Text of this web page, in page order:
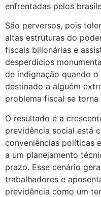
enfrentadas pelos
São perversos, pois
altas estruturas do
fiscais bilionárias e
desperdícios
de indignação quando
destinado a alguém
problema fiscal se torna
O resultado é a
previdência social está
conveniências políticas
a um planejamento
prazo. Esse cenário
trabalhadores e
previdência como um